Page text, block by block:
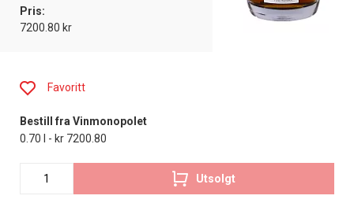
Pris:
7200.80 kr
Favoritt
Bestill fra Vinmonopolet
0.70 l - kr 7200.80
Utsolgt